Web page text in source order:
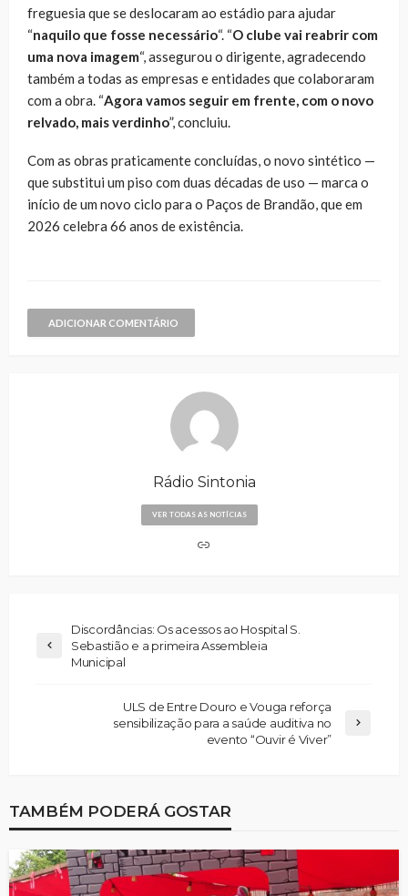
freguesia que se deslocaram ao estádio para ajudar
“naquilo que fosse necessário“. “O clube vai reabrir com
uma nova imagem“, assegurou o dirigente, agradecendo
também a todas as empresas e entidades que colaboraram
com a obra. “Agora vamos seguir em frente, com o novo
relvado, mais verdinho”, concluiu.
Com as obras praticamente concluídas, o novo sintético —
que substitui um piso com duas décadas de uso — marca o
início de um novo ciclo para o Paços de Brandão, que em
2026 celebra 66 anos de existência.
ADICIONAR COMENTÁRIO
Rádio Sintonia
VER TODAS AS NOTÍCIAS
Discordâncias: Os acessos ao Hospital S.
Sebastião e a primeira Assembleia
Municipal
ULS de Entre Douro e Vouga reforça
sensibilização para a saúde auditiva no
evento “Ouvir é Viver”
TAMBÉM PODERÁ GOSTAR